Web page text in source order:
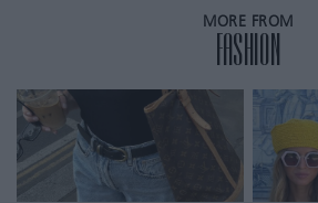
MORE FROM
FASHION